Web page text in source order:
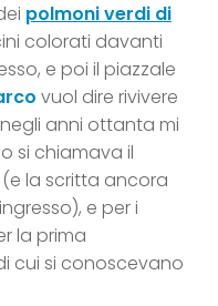
polmoni verdi di
colorati davanti
e poi il piazzale
vuol dire rivivere
anni ottanta mi
si chiamava il
(e la scritta ancora
e per i
la prima
cui si conoscevano